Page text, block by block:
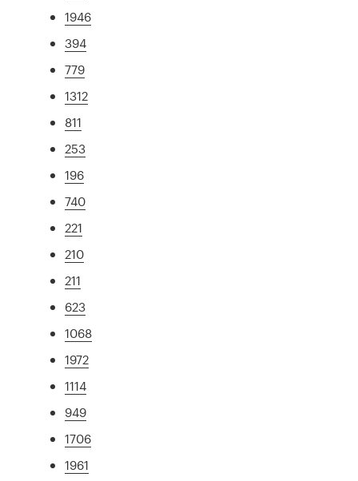
1946
394
779
1312
811
253
196
740
221
210
211
623
1068
1972
1114
949
1706
1961